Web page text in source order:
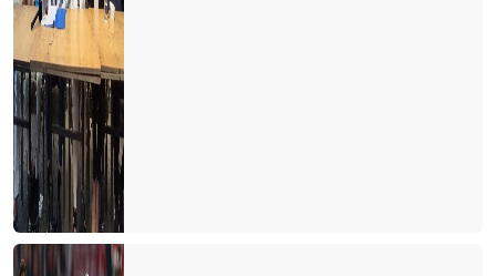
Kış döneminde Antalya turizminde 3 ülke öne çıktı
Unuttuk mu?
Berlin mesajları
Hayat devam ediyor mu?
YA ŞİMDİ?
Antalya'nın 3 sınavı